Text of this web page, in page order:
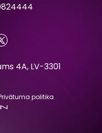
4A, LV-3301
politika